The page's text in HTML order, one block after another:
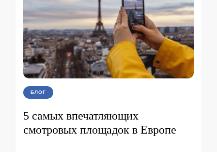
БЛОГ
5 самых впечатляющих
смотровых площадок в Европе